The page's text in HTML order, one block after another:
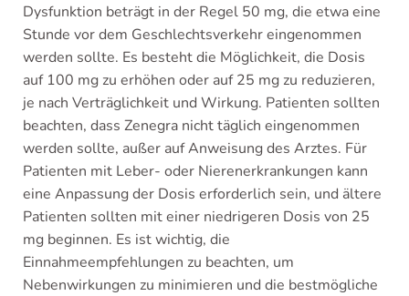
Dysfunktion beträgt in der Regel 50 mg, die etwa eine
Stunde vor dem Geschlechtsverkehr eingenommen
werden sollte. Es besteht die Möglichkeit, die Dosis
auf 100 mg zu erhöhen oder auf 25 mg zu reduzieren,
je nach Verträglichkeit und Wirkung. Patienten sollten
beachten, dass Zenegra nicht täglich eingenommen
werden sollte, außer auf Anweisung des Arztes. Für
Patienten mit Leber- oder Nierenerkrankungen kann
eine Anpassung der Dosis erforderlich sein, und ältere
Patienten sollten mit einer niedrigeren Dosis von 25
mg beginnen. Es ist wichtig, die
Einnahmeempfehlungen zu beachten, um
Nebenwirkungen zu minimieren und die bestmögliche